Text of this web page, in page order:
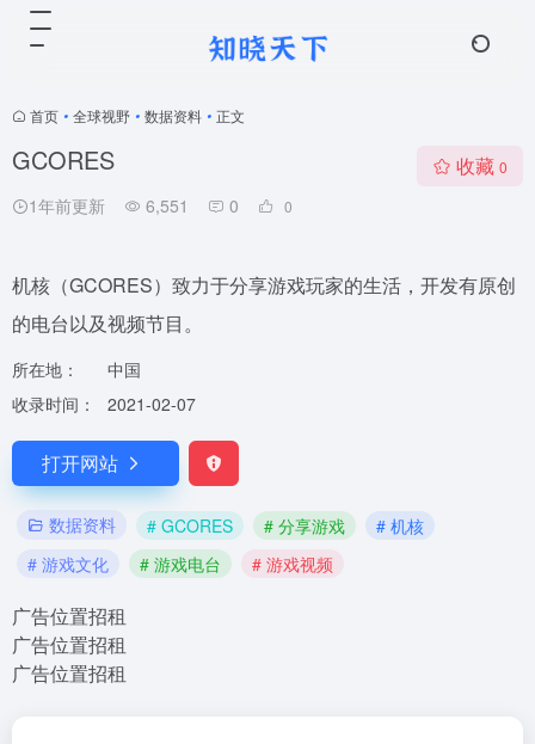
首页 • 全球视野 • 数据资料 • 正文
GCORES
1年前更新 6,551 0 0
收藏 0
机核（GCORES）致力于分享游戏玩家的生活，开发有原创
的电台以及视频节目。
所在地：
中国
收录时间：
2021-02-07
打开网站
数据资料 # GCORES # 分享游戏
# 机核
# 游戏文化
# 游戏电台 # 游戏视频
广告位置招租
广告位置招租
广告位置招租